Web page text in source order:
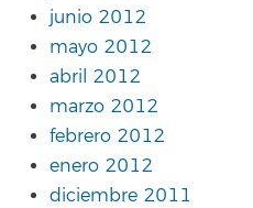
junio 2012
mayo 2012
abril 2012
marzo 2012
febrero 2012
enero 2012
diciembre 2011